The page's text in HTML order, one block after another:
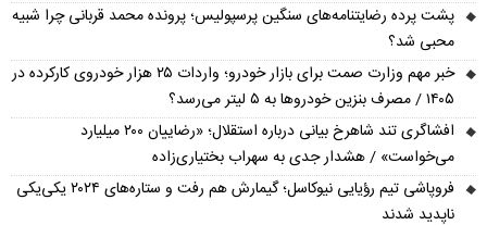
پشت پرده رضایتنامه‌های سنگین پرسپولیس؛ پرونده محمد قربانی چرا شبیه
محبی شد؟
خبر مهم وزارت صمت برای بازار خودرو؛ واردات ۲۵ هزار خودروی کارکرده در
۱۴۰۵ / مصرف بنزین خودروها به ۵ لیتر می‌رسد؟
افشاگری تند شاهرخ بیانی درباره استقلال؛ «رضاییان ۲۰۰ میلیارد
می‌خواست» / هشدار جدی به سهراب بختیاری‌زاده
فروپاشی تیم رؤیایی نیوکاسل؛ گیمارش هم رفت و ستاره‌های ۲۰۲۴ یکی‌یکی
ناپدید شدند